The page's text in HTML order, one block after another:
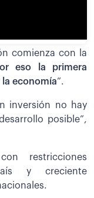
comienza con la
eso la primera
economía”.
inversión no hay
posible”,
restricciones
y creciente